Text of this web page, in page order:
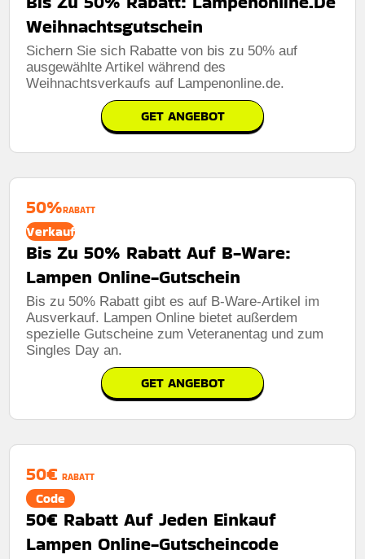
Weihnachtsgutschein
Sichern Sie sich Rabatte von bis zu 50% auf
ausgewählte Artikel während des
Weihnachtsverkaufs auf Lampenonline.de.
GET ANGEBOT
50%RABATT
Verkauf
Bis Zu 50% Rabatt Auf B-Ware:
Lampen Online-Gutschein
Bis zu 50% Rabatt gibt es auf B-Ware-Artikel im
Ausverkauf. Lampen Online bietet außerdem
spezielle Gutscheine zum Veteranentag und zum
Singles Day an.
GET ANGEBOT
50€ RABATT
Code
50€ Rabatt Auf Jeden Einkauf
Lampen Online-Gutscheincode